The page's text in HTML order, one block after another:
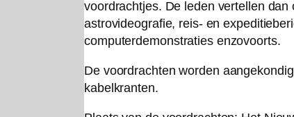
voordrachtjes. De leden vertellen
astrovideografie, reis- en
computerdemonstraties enzovoorts.
De voordrachten worden
kabelkranten.